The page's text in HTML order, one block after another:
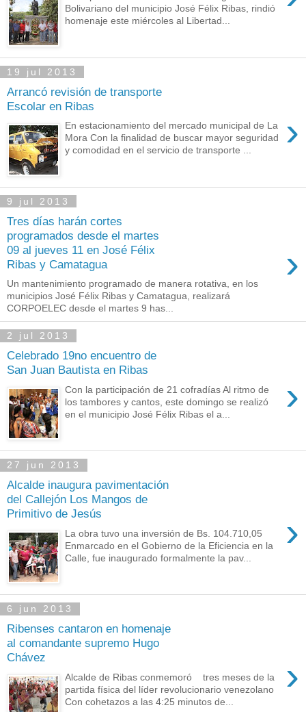
Bolivariano del municipio José Félix Ribas, rindió
homenaje este miércoles al Libertad...
19 jul 2013
Arrancó revisión de transporte
Escolar en Ribas
›
En estacionamiento del mercado municipal de La
Mora Con la finalidad de buscar mayor seguridad
y comodidad en el servicio de transporte ...
9 jul 2013
Tres días harán cortes
programados desde el martes
09 al jueves 11 en José Félix
Ribas y Camatagua
›
Un mantenimiento programado de manera rotativa, en los
municipios José Félix Ribas y Camatagua, realizará
CORPOELEC desde el martes 9 has...
2 jul 2013
Celebrado 19no encuentro de
San Juan Bautista en Ribas
›
Con la participación de 21 cofradías Al ritmo de
los tambores y cantos, este domingo se realizó
en el municipio José Félix Ribas el a...
27 jun 2013
Alcalde inaugura pavimentación
del Callejón Los Mangos de
Primitivo de Jesús
›
La obra tuvo una inversión de Bs. 104.710,05
Enmarcado en el Gobierno de la Eficiencia en la
Calle, fue inaugurado formalmente la pav...
6 jun 2013
Ribenses cantaron en homenaje
al comandante supremo Hugo
Chávez
›
Alcalde de Ribas conmemoró tres meses de la
partida física del líder revolucionario venezolano
Con cohetazos a las 4:25 minutos de...